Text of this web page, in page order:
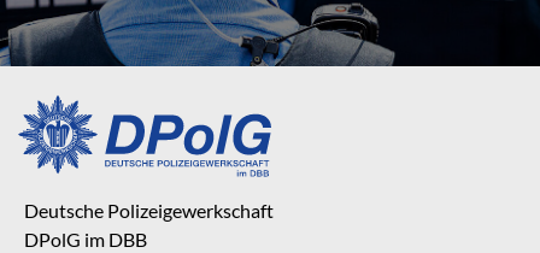
Deutsche Polizeigewerkschaft
DPolG im DBB